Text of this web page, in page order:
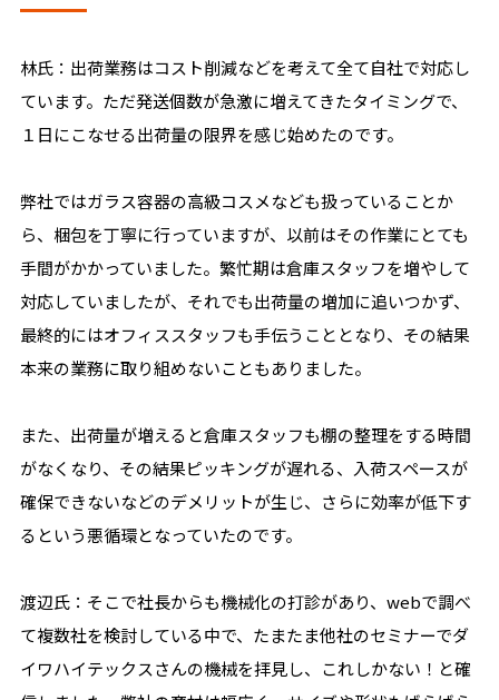
林氏：出荷業務はコスト削減などを考えて全て自社で対応し
ています。ただ発送個数が急激に増えてきたタイミングで、
１日にこなせる出荷量の限界を感じ始めたのです。
弊社ではガラス容器の高級コスメなども扱っていることか
ら、梱包を丁寧に行っていますが、以前はその作業にとても
手間がかかっていました。繁忙期は倉庫スタッフを増やして
対応していましたが、それでも出荷量の増加に追いつかず、
最終的にはオフィススタッフも手伝うこととなり、その結果
本来の業務に取り組めないこともありました。
また、出荷量が増えると倉庫スタッフも棚の整理をする時間
がなくなり、その結果ピッキングが遅れる、入荷スペースが
確保できないなどのデメリットが生じ、さらに効率が低下す
るという悪循環となっていたのです。
渡辺氏：そこで社長からも機械化の打診があり、webで調べ
て複数社を検討している中で、たまたま他社のセミナーでダ
イワハイテックスさんの機械を拝見し、これしかない！と確